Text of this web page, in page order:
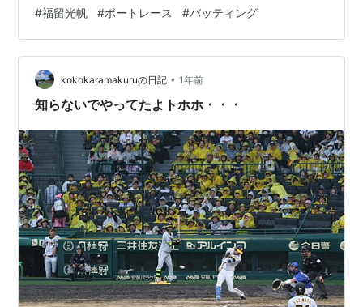
ド」【電子書籍】[ 福留光帆 ] 楽天で購入 今日はバッテ
ィングセンターというそしてボートレースの話も。そし
て納税のことも心配されていることに苦言をしている。
今回のミッション面白い。ボートレースの勝負数がかか
るぜひご覧ください 福留光帆さんの各SNSのご紹介
#福留光帆 #ボートレース #バッティング
kokokaramakuruの日記 • 1年前
知らないでやってたよトホホ・・・